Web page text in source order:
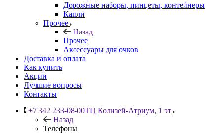
Дорожные наборы, пинцеты, контейнеры
Капли
Прочее
Назад
Прочее
Аксессуары для очков
Доставка и оплата
Как купить
Акции
Лучшие вопросы
Контакты
+7 342 233-08-00ТЦ Колизей-Атриум, 1 эт
Назад
Телефоны